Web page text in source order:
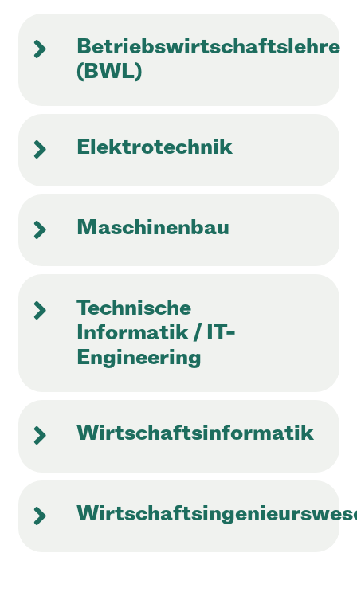
Betriebswirtschaftslehre
(BWL)
Elektrotechnik
Maschinenbau
Technische
Informatik / IT-
Engineering
Wirtschaftsinformatik